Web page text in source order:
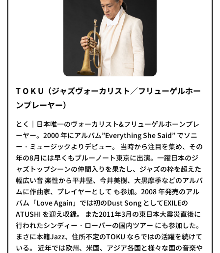
T O K U（ジャズヴォーカリスト／フリューゲルホー
ンプレーヤー）
とく｜日本唯一のヴォーカリスト&フリューゲルホーンプレ
ーヤー。2000 年にアルバム”Everything She Said” でソニ
ー・ミュージックよりデビュー。 当時から注目を集め、その
年の8月には早くもブルーノート東京に出演。一躍日本のジ
ャズトップシーンの仲間入りを果たし、ジャズの枠を超えた
幅広い音 楽性から平井堅、今井美樹、大黒摩季などのアルバ
ムに作曲家、プレイヤーとして も参加。2008 年発売のアル
バム「Love Again」では初のDust Song としてEXILEの
ATUSHI を迎え収録。 また2011年3月の東日本大震災直後に
行われたシンディー・ローパーの国内ツアー にも参加した。
まさに本籍Jazz、住所不定のTOKU ならではの活躍を続けて
いる。 近年では欧州、米国、アジア各国と様々な国の音楽や